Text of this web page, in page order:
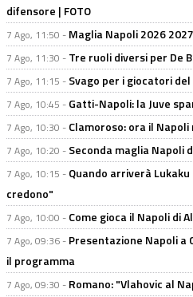
difensore | FOTO
7 Ago, 11:50 - Maglia Napoli 2026
7 Ago, 11:30 - Tre ruoli diversi per De
7 Ago, 11:15 - Svago per i giocatori
7 Ago, 10:45 - Gatti-Napoli: la Juve
7 Ago, 10:30 - Clamoroso: ora il
7 Ago, 10:20 - Seconda maglia Napoli
7 Ago, 10:15 - Quando arriverà
credono"
7 Ago, 10:00 - Come gioca il Napoli di
7 Ago, 09:36 - Presentazione Napoli a
il programma
7 Ago, 09:30 - Romano: "Vlahovic al